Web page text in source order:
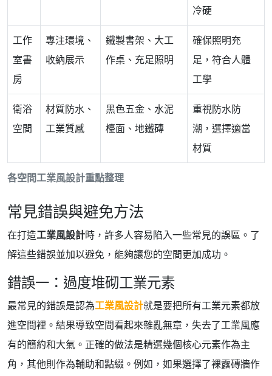
各空間工業風設計重點整理
冷硬
工作
室書
房
專注環境、
收納展示
鐵製書架、大工
作桌、充足照明
確保照明充
足，符合人體
工學
衛浴
空間
材質防水、
工業質感
黑色五金、水泥
檯面、地鐵磚
重視防水防
潮，選擇適當
材質
常見錯誤與避免方法
在打造工業風設計時，許多人容易陷入一些常見的誤區。了
解這些錯誤並加以避免，能夠讓您的空間更加成功。
錯誤一：過度堆砌工業元素
最常見的錯誤是認為工業風設計就是要把所有工業元素都放
進空間裡。結果導致空間看起來雜亂無章，失去了工業風應
有的簡約和大氣。正確的做法是精選幾個核心元素作為主
角，其他則作為輔助和點綴。例如，如果選擇了裸露磚牆作